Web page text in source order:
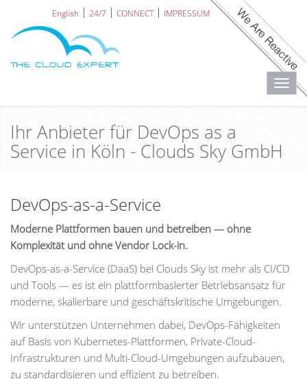
English 24/7 CONNECT IMPRESSUM
Ihr Anbieter für DevOps as a
Service in Köln - Clouds Sky GmbH
DevOps-as-a-Service
Moderne Plattformen bauen und betreiben — ohne
Komplexität und ohne Vendor Lock-in.
DevOps-as-a-Service (DaaS) bei Clouds Sky ist mehr als CI/CD
und Tools — es ist ein plattformbasierter Betriebsansatz für
moderne, skalierbare und geschäftskritische Umgebungen.
Wir unterstützen Unternehmen dabei, DevOps-Fähigkeiten
auf Basis von Kubernetes-Plattformen, Private-Cloud-
Infrastrukturen und Multi-Cloud-Umgebungen aufzubauen,
zu standardisieren und effizient zu betreiben.